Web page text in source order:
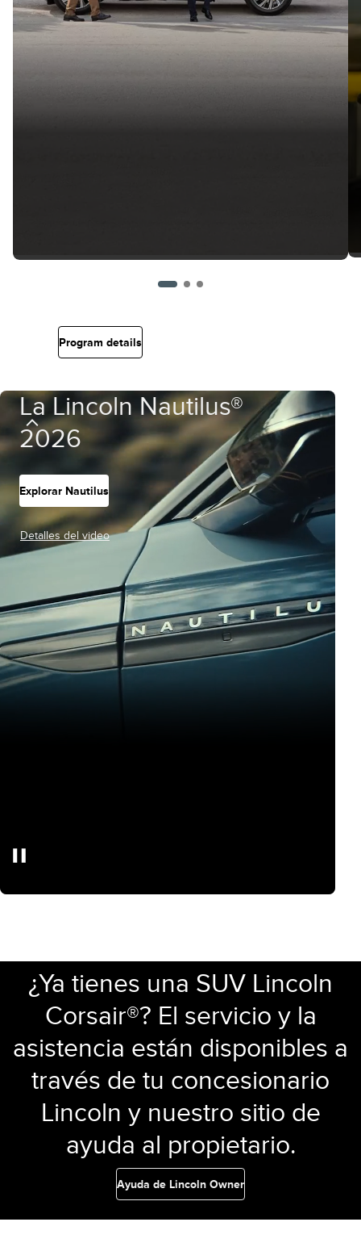
Program details
La Lincoln Nautilus®
2026
Explorar Nautilus
Detalles del video
¿Ya tienes una SUV Lincoln
Corsair®? El servicio y la
asistencia están disponibles a
través de tu concesionario
Lincoln y nuestro sitio de
ayuda al propietario.
Ayuda de Lincoln Owner